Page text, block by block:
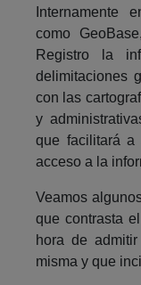
Internamente
como
Registro la
delimitaciones
con las
y
que facilitará a
acceso a la
Veamos
que contrasta
hora de
misma y que